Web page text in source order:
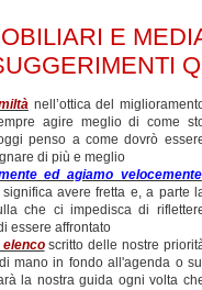
E
nell’ottica del
agire meglio di come
penso a come dovrò
di più e meglio
ed agiamo velocemente
avere fretta e, a parte
che ci impedisca di
essere affrontato
elencoscritto delle nostre
mano in fondo all'agenda o sul
la nostra guida ogni volta